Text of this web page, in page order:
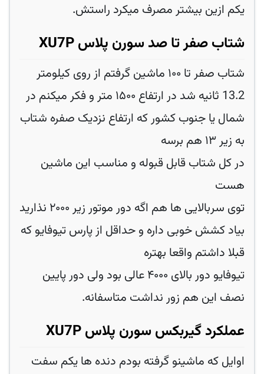
یکم ازین بیشتر مصرف میکرد راستش.
شتاب صفر تا صد سورن پلاس XU7P
شتاب صفر تا ۱۰۰ ماشین گرفتم از روی کیلومتر
13.2 ثانیه شد در ارتفاع ۱۵۰۰ متر و فکر میکنم در
شمال یا جنوب کشور که ارتفاع نزدیک صفره شتاب
به زیر ۱۳ هم برسه
در کل شتاب قابل قبوله و مناسب این ماشین
هست
توی سربالایی ها هم اگه دور موتور زیر ۲۰۰۰ نذارید
بیاد کشش خوبی داره و حداقل از پارس تیوفایو که
قبلا داشتم واقعا بهتره
تیوفایو دور بالای ۴۰۰۰ عالی بود ولی دور پایین
نصف این هم زور نداشت متاسفانه.
عملکرد گیربکس سورن پلاس XU7P
اوایل که ماشینو گرفته بودم دنده ها یکم سفت